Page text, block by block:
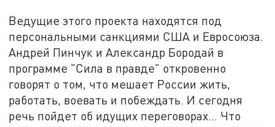
Ведущие этого проекта находятся под
персональными санкциями США и Евросоюза.
Андрей Пинчук и Александр Бородай в
программе "Сила в правде" откровенно
говорят о том, что мешает России жить,
работать, воевать и побеждать. И сегодня
речь пойдет об идущих переговорах… Что